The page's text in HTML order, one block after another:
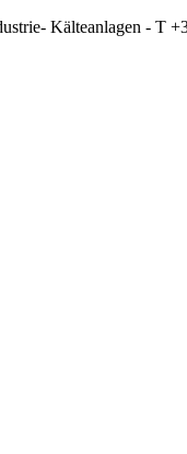
Kälteanlagen - T